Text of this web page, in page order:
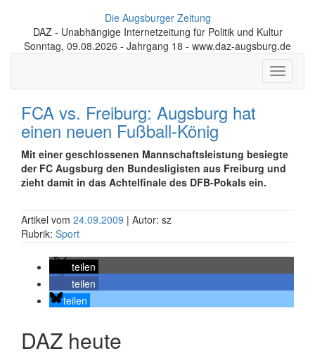
Die Augsburger Zeitung
DAZ - Unabhängige Internetzeitung für Politik und Kultur
Sonntag, 09.08.2026 - Jahrgang 18 - www.daz-augsburg.de
Toggle
FCA vs. Freiburg: Augsburg hat
einen neuen Fußball-König
Mit einer geschlossenen Mannschaftsleistung besiegte
der FC Augsburg den Bundesligisten aus Freiburg und
zieht damit in das Achtelfinale des DFB-Pokals ein.
Artikel vom 24.09.2009 | Autor: sz
Rubrik: Sport
teilen
teilen
teilen
DAZ heute